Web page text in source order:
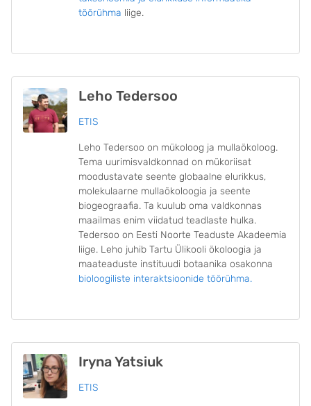
töörühma liige.
Leho Tedersoo
ETIS
Leho Tedersoo on mükoloog ja mullaökoloog.
Tema uurimisvaldkonnad on mükoriisat
moodustavate seente globaalne elurikkus,
molekulaarne mullaökoloogia ja seente
biogeograafia. Ta kuulub oma valdkonnas
maailmas enim viidatud teadlaste hulka.
Tedersoo on Eesti Noorte Teaduste Akadeemia
liige. Leho juhib Tartu Ülikooli ökoloogia ja
maateaduste instituudi botaanika osakonna
bioloogiliste interaktsioonide töörühma.
Iryna Yatsiuk
ETIS